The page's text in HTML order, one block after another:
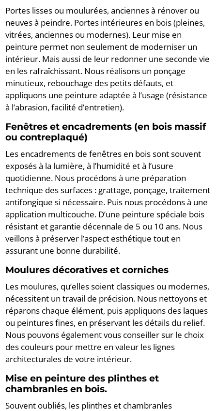
Portes lisses ou moulurées, anciennes à rénover ou
neuves à peindre. Portes intérieures en bois (pleines,
vitrées, anciennes ou modernes). Leur mise en
peinture permet non seulement de moderniser un
intérieur. Mais aussi de leur redonner une seconde vie
en les rafraîchissant. Nous réalisons un ponçage
minutieux, rebouchage des petits défauts, et
appliquons une peinture adaptée à l’usage (résistance
à l’abrasion, facilité d’entretien).
Fenêtres et encadrements (en bois massif
ou contreplaqué)
Les encadrements de fenêtres en bois sont souvent
exposés à la lumière, à l’humidité et à l’usure
quotidienne. Nous procédons à une préparation
technique des surfaces : grattage, ponçage, traitement
antifongique si nécessaire. Puis nous procédons à une
application multicouche. D’une peinture spéciale bois
résistant et garantie décennale de 5 ou 10 ans. Nous
veillons à préserver l’aspect esthétique tout en
assurant une bonne durabilité.
Moulures décoratives et corniches
Les moulures, qu’elles soient classiques ou modernes,
nécessitent un travail de précision. Nous nettoyons et
réparons chaque élément, puis appliquons des laques
ou peintures fines, en préservant les détails du relief.
Nous pouvons également vous conseiller sur le choix
des couleurs pour mettre en valeur les lignes
architecturales de votre intérieur.
Mise en peinture des plinthes et
chambranles en bois.
Souvent oubliés, les plinthes et chambranles